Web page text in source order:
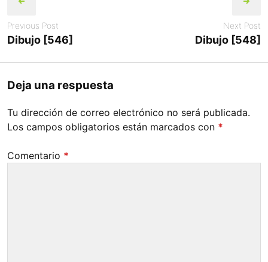
Previous Post
Dibujo [546]
Next Post
Dibujo [548]
Deja una respuesta
Tu dirección de correo electrónico no será publicada.
Los campos obligatorios están marcados con *
Comentario *